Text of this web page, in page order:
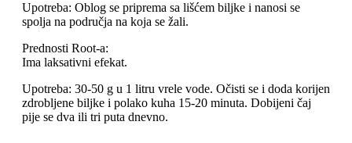
Upotreba: Oblog se priprema sa lišćem biljke i nanosi se
spolja na područja na koja se žali.
Prednosti Root-a:
Ima laksativni efekat.
Upotreba: 30-50 g u 1 litru vrele vode. Očisti se i doda korijen
zdrobljene biljke i polako kuha 15-20 minuta. Dobijeni čaj
pije se dva ili tri puta dnevno.